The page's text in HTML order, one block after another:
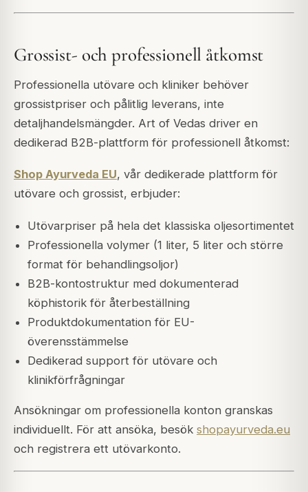
Grossist- och professionell åtkomst
Professionella utövare och kliniker behöver
grossistpriser och pålitlig leverans, inte
detaljhandelsmängder. Art of Vedas driver en
dedikerad B2B-plattform för professionell åtkomst:
Shop Ayurveda EU, vår dedikerade plattform för
utövare och grossist, erbjuder:
Utövarpriser på hela det klassiska oljesortimentet
Professionella volymer (1 liter, 5 liter och större
format för behandlingsoljor)
B2B-kontostruktur med dokumenterad
köphistorik för återbeställning
Produktdokumentation för EU-
överensstämmelse
Dedikerad support för utövare och
klinikförfrågningar
Ansökningar om professionella konton granskas
individuellt. För att ansöka, besök shopayurveda.eu
och registrera ett utövarkonto.